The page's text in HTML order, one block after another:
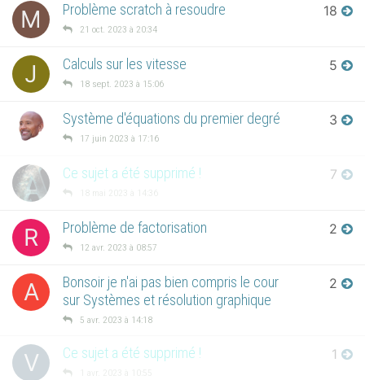
M Problème scratch à resoudre
21 oct. 2023 à 20:34
18
J Calculs sur les vitesse
18 sept. 2023 à 15:06
5
Système d'équations du premier degré
17 juin 2023 à 17:16
3
Ce sujet a été supprimé !
18 mai 2023 à 14:36
7
R Problème de factorisation
12 avr. 2023 à 08:57
2
A
Bonsoir je n'ai pas bien compris le cour
sur Systèmes et résolution graphique
5 avr. 2023 à 14:18
2
V Ce sujet a été supprimé !
1 avr. 2023 à 10:55
1